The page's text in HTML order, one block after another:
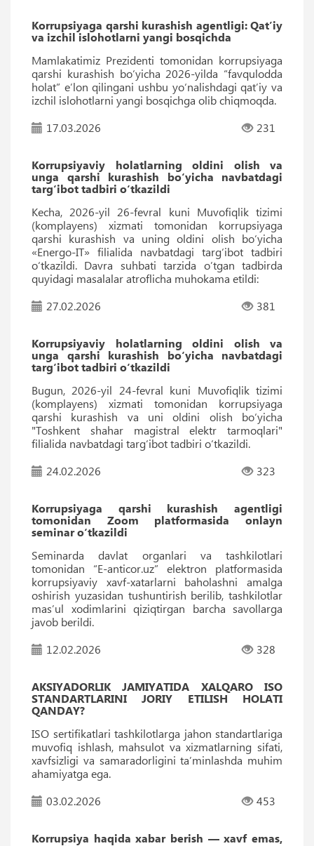
Korrupsiyaga qarshi kurashish agentligi: Qat’iy
va izchil islohotlarni yangi bosqichda
Mamlakatimiz Prezidenti tomonidan korrupsiyaga
qarshi kurashish bo‘yicha 2026-yilda “favqulodda
holat” e’lon qilingani ushbu yo‘nalishdagi qat’iy va
izchil islohotlarni yangi bosqichga olib chiqmoqda.
17.03.2026
231
Korrupsiyaviy holatlarning oldini olish va
unga qarshi kurashish bo‘yicha navbatdagi
targ‘ibot tadbiri o‘tkazildi
Kecha, 2026-yil 26-fevral kuni Muvofiqlik tizimi
(komplayens) xizmati tomonidan korrupsiyaga
qarshi kurashish va uning oldini olish bo‘yicha
«Energo-IT» filialida navbatdagi targ‘ibot tadbiri
o‘tkazildi. Davra suhbati tarzida o’tgan tadbirda
quyidagi masalalar atroflicha muhokama etildi:
27.02.2026
381
Korrupsiyaviy holatlarning oldini olish va
unga qarshi kurashish bo‘yicha navbatdagi
targ‘ibot tadbiri o‘tkazildi
Bugun, 2026-yil 24-fevral kuni Muvofiqlik tizimi
(komplayens) xizmati tomonidan korrupsiyaga
qarshi kurashish va uni oldini olish bo‘yicha
"Toshkent shahar magistral elektr tarmoqlari"
filialida navbatdagi targ‘ibot tadbiri o‘tkazildi.
24.02.2026
323
Korrupsiyaga qarshi kurashish agentligi
tomonidan Zoom platformasida onlayn
seminar o‘tkazildi
Seminarda davlat organlari va tashkilotlari
tomonidan “E-anticor.uz” elektron platformasida
korrupsiyaviy xavf-xatarlarni baholashni amalga
oshirish yuzasidan tushuntirish berilib, tashkilotlar
masʼul xodimlarini qiziqtirgan barcha savollarga
javob berildi.
12.02.2026
328
AKSIYADORLIK JAMIYATIDA XALQARO ISO
STANDARTLARINI JORIY ETILISH HOLATI
QANDAY?
ISO sertifikatlari tashkilotlarga jahon standartlariga
muvofiq ishlash, mahsulot va xizmatlarning sifati,
xavfsizligi va samaradorligini taʼminlashda muhim
ahamiyatga ega.
03.02.2026
453
Korrupsiya haqida xabar berish — xavf emas,